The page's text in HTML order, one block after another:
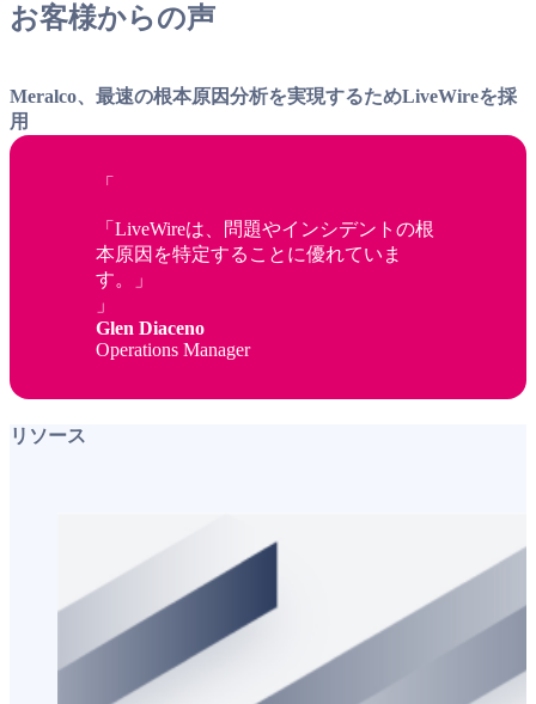
お客様からの声
Meralco、最速の根本原因分析を実現するためLiveWireを採
用
「LiveWireは、問題やインシデントの根
本原因を特定することに優れていま
す。」
Glen Diaceno
Operations Manager
リソース